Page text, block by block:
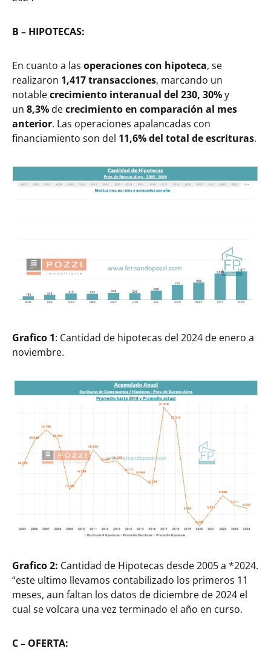
B – HIPOTECAS:
En cuanto a las operaciones con hipoteca, se
realizaron 1,417 transacciones, marcando un
notablecrecimiento interanual del 230, 30%y
un 8,3% decrecimiento en comparación al mes
anterior. Las operaciones apalancadas con
financiamiento son del 11,6% del total de escrituras.
Grafico 1: Cantidad de hipotecas del 2024 de enero a
noviembre.
Grafico 2: Cantidad de Hipotecas desde 2005 a *2024.
“este ultimo llevamos contabilizado los primeros 11
meses, aun faltan los datos de diciembre de 2024 el
cual se volcara una vez terminado el año en curso.
C – OFERTA: